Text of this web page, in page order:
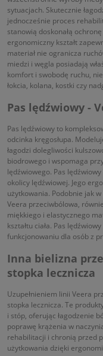
sytuacjach. Skutecznie
jednocześnie proces
stanowią doskonałą
ergonomiczny kształt
materiał nie ogranicza
miedzi i węgla posiadają
komfort i swobodę ruchu,
łokcia, kolana, kostki czy
Pas lędźwiowy -
Pas lędźwiowy to
odcinka kręgosłupa.
łagodzi dolegliwości
biodrowego i wspomaga
lędźwiowego. Pas
okolicy lędźwiowej. Jego
użytkowania. Podobnie jak
Veera przeciwbólowa,
miękkiego i elastycznego
kształtu ciała. Pas
funkcjonowaniu dla osób z
Inna bielizna
stopka lecznicza
Uzupełnieniem linii Veera
stopka lecznicza. Te
i stóp, oferując łagodzenie
poprawę krążenia w
rehabilitacji i chronią przed
użytkowania dzięki